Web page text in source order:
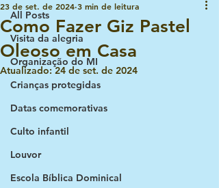
All Posts
Visita da alegria
Organização do MI
Crianças protegidas
Datas comemorativas
Culto infantil
Louvor
Escola Bíblica Dominical
Como Fazer Giz Pastel
Oleoso em Casa
23 de set. de 2024 3 min de leitura
Atualizado:24 de set. de 2024